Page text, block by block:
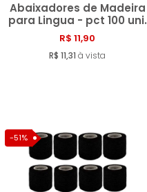
Abaixadores de Madeira
para Lingua - pct 100 uni.
R$ 11,90
R$ 11,31 à vista
Comprar
-51%